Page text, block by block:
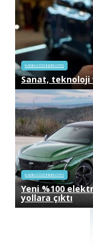
KADIN GÖZÜNDEN OTO
Sanat,
KADIN GÖZÜNDEN OTO
Yeni %100
yollara çıktı